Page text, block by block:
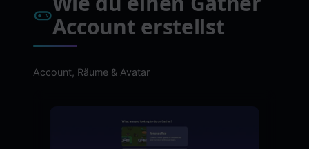
Account erstellst
Account, Räume & Avatar